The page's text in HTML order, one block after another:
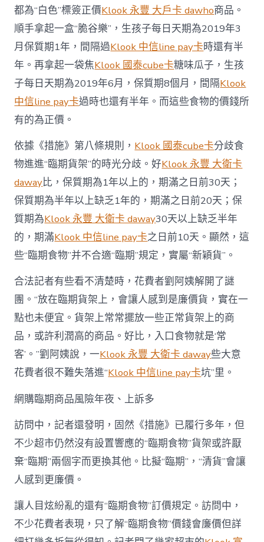
都為“白色”標簽正價Klook 永豐 大戶卡 dawho商品。
順手拿起一盒“脆谷樂”，生孩子每日天期為2019年3
月保質期1年，間隔過Klook 中信line pay卡時還有半
年。再拿起一袋焦Klook 國泰cube卡糖味瓜子，生孩
子每日天期為2019年6月，保質期8個月，間隔Klook
中信line pay卡過時也還有半年。而這些食物的價錢所
有的為正價。
依據《措施》第八條規則， Klook 國泰cube卡分歧食
物進進“臨期貨架”的時光分歧。好Klook 永豐 大衛卡
daway比，保質期為1年以上的，期滿之日前30天；
保質期為半年以上缺乏1年的，期滿之日前20天；保
質期為Klook 永豐 大衛卡 daway30天以上缺乏半年
的，期滿Klook 中信line pay卡之日前10天。顯然，這
些“臨期食物”并不合適“臨期”規定，實屬“新穎貨”。
合法記者有些看不清楚時，花費者劉阿姨解開了謎
團。“放在臨期貨架上，會讓人感到是廉價貨，實在一
點也未便宜。貨架上常常擺放一些正常貨架上的商
品，或許利潤高的商品。好比，入口食物就是‘常
客’。”劉阿姨說，一Klook 永豐 大衛卡 daway些大意
花費者很不難失落進“Klook 中信line pay卡坑”里。
網購臨期商品風險年夜、上訴多
訪問中，記者還發明，固然《措施》已履行多年，但
不少超市仍然沒有設置響應的“臨期食物”貨架或許厭
棄“臨期”兩個字而更換其他。比擬“臨期”，“清貨”會讓
人感到更廉價。
讓人目炫紛亂的還有“臨期食物”訂價規定。訪問中，
不少花費者表現，只了解“臨期食物”價錢會廉價但詳